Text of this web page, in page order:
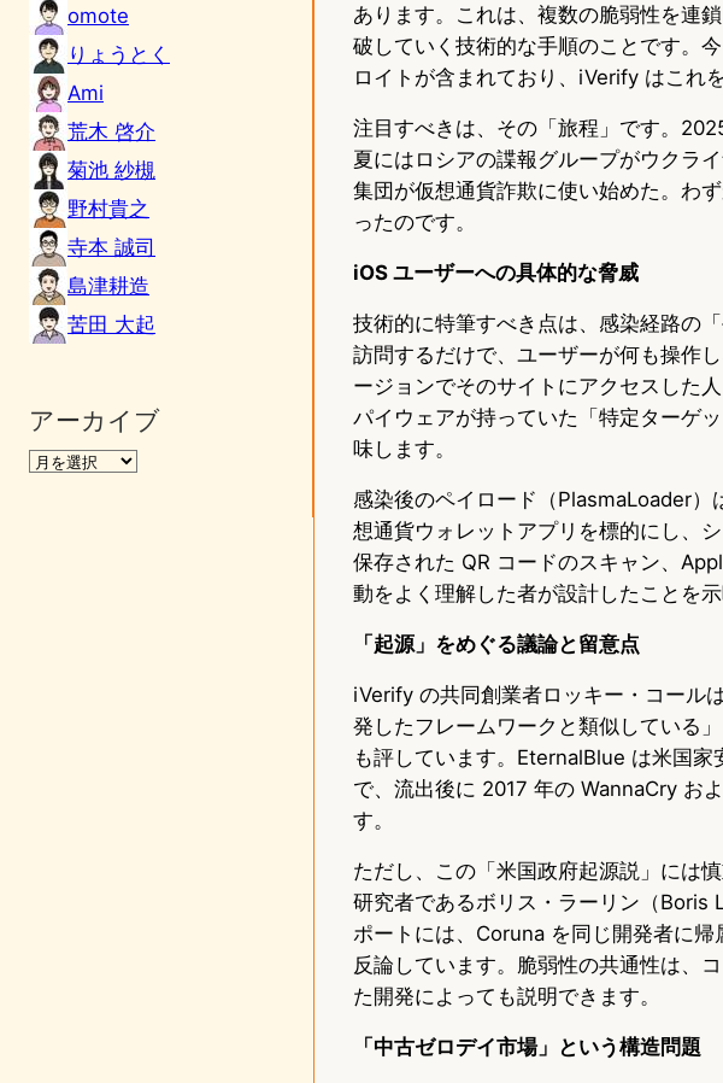
omote
りょうとく
Ami
荒木 啓介
菊池 紗槻
野村貴之
寺本 誠司
島津耕造
苦田 大起
アーカイブ
あります。これは、複数の脆弱性を連
破していく技術的な手順のことです。
ロイトが含まれており、iVerify はこれ
注目すべきは、その「旅程」です。
夏にはロシアの諜報グループがウクラ
集団が仮想通貨詐欺に使い始めた。わ
ったのです。
iOS ユーザーへの具体的な脅威
技術的に特筆すべき点は、感染経路の
訪問するだけで、ユーザーが何も操作
ージョンでそのサイトにアクセスした
パイウェアが持っていた「特定ターゲ
味します。
感染後のペイロード（PlasmaLoader
想通貨ウォレットアプリを標的にし、
保存された QR コードのスキャン、
動をよく理解した者が設計したことを示
「起源」をめぐる議論と留意点
iVerify の共同創業者ロッキー・コール
発したフレームワークと類似している
も評しています。EternalBlue は米国
で、流出後に 2017 年の WannaCry お
す。
ただし、この「米国政府起源説」には
研究者であるボリス・ラーリン（Boris
ポートには、Coruna を同じ開発者に
反論しています。脆弱性の共通性は、
た開発によっても説明できます。
「中古ゼロデイ市場」という構造問題